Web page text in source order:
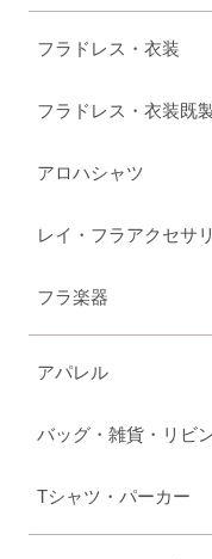
フラドレス・衣装
フラドレス・衣装既
アロハシャツ
レイ・フラアクセサ
フラ楽器
アパレル
バッグ・雑貨・リビ
Tシャツ・パーカー